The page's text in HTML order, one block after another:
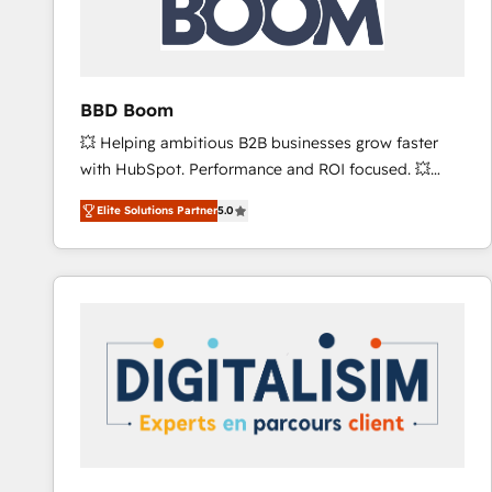
across offices and consulting teams in the UK, USA,
Canada, Germany, France, Belgium, Singapore, and
international offices and 175+ employees.
BBD Boom
💥 Helping ambitious B2B businesses grow faster
with HubSpot. Performance and ROI focused. 💥
BBD Boom is the HubSpot partner that can help you
to HubSpot Better. We work with your teams to
solve all your HubSpot challenges and improve user
adoption, sales process and marketing results.
HubSpot set-up for better results 🌐 Website design
and build using HubSpot 🔌 Integrating HubSpot
with other systems 🎓 Training your teams to be
HubSpot pros 📊 Lead generation services using
Elite Solutions Partner5.0